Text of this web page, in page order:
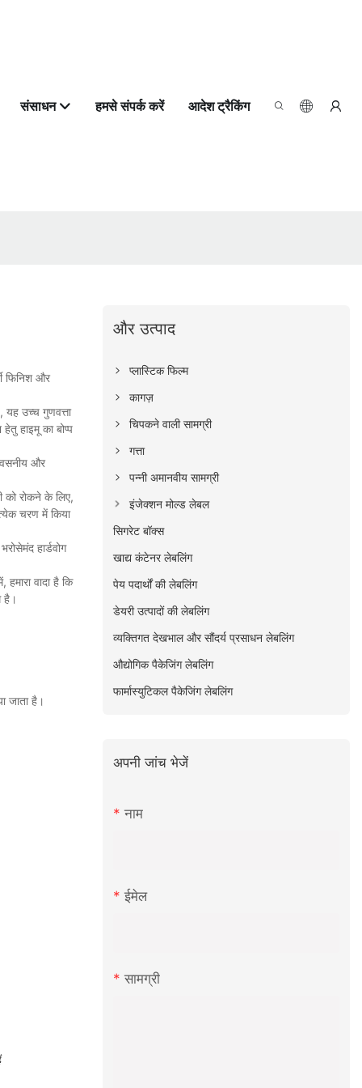
संसाधन हमसे संपर्क करें आदेश ट्रैकिंग
फिनिश और
उच्च गुणवत्ता
हाइमू का बोप्प
और
को रोकने के लिए,
चरण में किया
हार्डवोग
वादा है कि
है।
जाता है।
और उत्पाद
प्लास्टिक फिल्म
कागज़
चिपकने वाली सामग्री
गत्ता
पन्नी अमानवीय सामग्री
इंजेक्शन मोल्ड लेबल
सिगरेट बॉक्स
खाद्य कंटेनर लेबलिंग
पेय पदार्थों की लेबलिंग
डेयरी उत्पादों की लेबलिंग
व्यक्तिगत देखभाल और सौंदर्य प्रसाधन लेबलिंग
औद्योगिक पैकेजिंग लेबलिंग
फार्मास्युटिकल पैकेजिंग लेबलिंग
अपनी जांच भेजें
नाम
ईमेल
सामग्री